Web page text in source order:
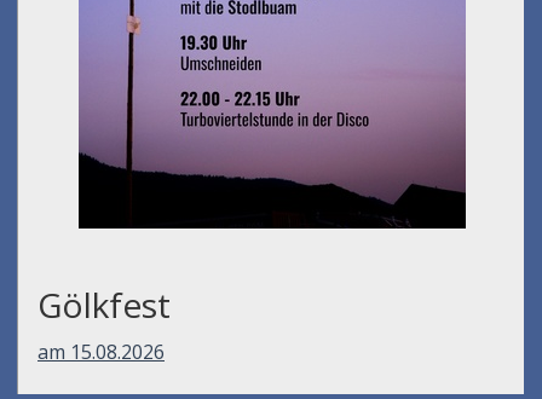
Gölkfest
am 15.08.2026